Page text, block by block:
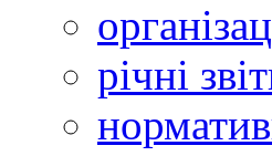
річні